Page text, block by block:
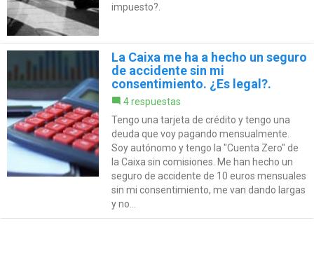
impuesto?.
La Caixa me ha a hecho un seguro
de accidente sin mi
consentimiento. ¿Es legal?.
4 respuestas
Tengo una tarjeta de crédito y tengo una
deuda que voy pagando mensualmente.
Soy autónomo y tengo la "Cuenta Zero" de
la Caixa sin comisiones. Me han hecho un
seguro de accidente de 10 euros mensuales
sin mi consentimiento, me van dando largas
y no...